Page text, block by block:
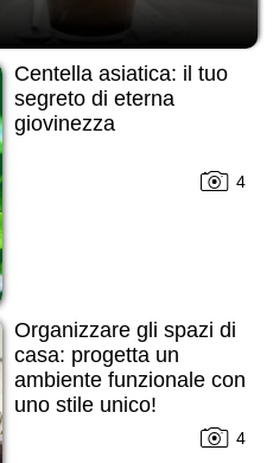
Centella asiatica: il tuo
segreto di eterna
giovinezza
4
Organizzare gli spazi di
casa: progetta un
ambiente funzionale con
uno stile unico!
4